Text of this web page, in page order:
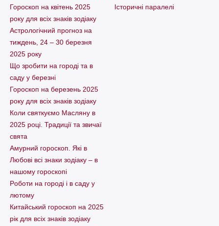
Гороскоп на квітень 2025
року для всіх знаків зодіаку
Астрологічний прогноз на
тиждень, 24 – 30 березня
2025 року
Що зробити на городі та в
саду у березні
Гороскоп на березень 2025
року для всіх знаків зодіаку
Коли святкуємо Масляну в
2025 році. Традиції та звичаї
свята
Амурний гороскоп. Які в
Любові всі знаки зодіаку – в
нашому гороскопі
Pоботи на городі і в саду у
лютому
Китайський гороскоп на 2025
рік для всіх знаків зодіаку
Історичні паралелі